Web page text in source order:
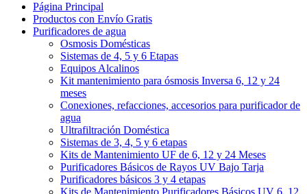
Página Principal
Productos con Envío Gratis
Purificadores de agua
Osmosis Domésticas
Sistemas de 4, 5 y 6 Etapas
Equipos Alcalinos
Kit mantenimiento para ósmosis Inversa 6, 12 y 24
meses
Conexiones, refacciones, accesorios para purificador de
agua
Ultrafiltración Doméstica
Sistemas de 3, 4, 5 y 6 etapas
Kits de Mantenimiento UF de 6, 12 y 24 Meses
Purificadores Básicos de Rayos UV Bajo Tarja
Purificadores básicos 3 y 4 etapas
Kits de Mantenimiento Purificadores Básicos UV 6, 12